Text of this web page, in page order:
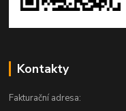
Kontakty
Fakturační adresa: